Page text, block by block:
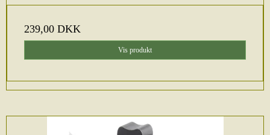
239,00 DKK
Vis produkt